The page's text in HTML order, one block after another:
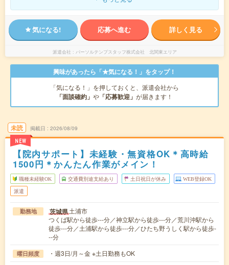
気になる! 応募へ進む 詳しく見る
派遣会社 パーソルテンプスタッフ株式会社 北関東エリア
興味があったら「★気になる！」をタップ！
「気になる！」を押しておくと、派遣会社から
「面談確約」 や 「応募歓迎」 が届きます！
未読
NEW
掲載日 2026/08/09
【院内サポート】未経験・無資格OK＊高時給
1500円＊かんたん作業がメイン！
職種未経験OK 交通費別途支給あり 土日祝日が休み WEB登録OK
派遣
勤務地 茨城県土浦市
つくば駅から徒歩---分／神立駅から徒歩---分／荒川沖駅から
徒歩---分／土浦駅から徒歩---分／ひたち野うしく駅から徒歩-
--分
曜日頻度 ・週3日/月～金 ※土日勤務もOK